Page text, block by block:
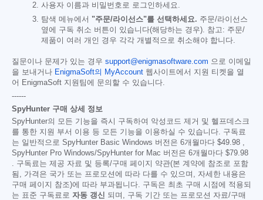
사용자 이름과 비밀번호로 로그인하세요.
탐색 메뉴에서 "주문/라이선스"를 선택하세요. 주문/라이선스
옆에 구독 취소 버튼이 있습니다(해당하는 경우). 참고: 주문/
제품이 여러 개인 경우 각각 개별적으로 취소해야 합니다.
질문이나 문제가 있는 경우 support@enigmasoftware.com 으로 이메일
을 보내거나 EnigmaSoft의 MyAccount 웹사이트에서 지원 티켓을 열
어 EnigmaSoft 지원팀에 문의할 수 있습니다.
------
SpyHunter 구매 상세 정보
SpyHunter의 모든 기능을 즉시 구독하여 악성코드 제거 및 헬프데스크
를 통한 지원 부서 이용 등 모든 기능을 이용하실 수 있습니다. 구독료
는 일반적으로 SpyHunter Basic Windows 버전은 6개월마다 $49.98 ,
SpyHunter Pro Windows/SpyHunter for Mac 버전은 6개월마다 $79.98
. 구독료는 제공 자료 및 등록/구매 페이지 약관(본 계약에 참조로 포함
됨, 가격은 국가 또는 프로모션에 따라 다를 수 있으며, 자세한 내용은
구매 페이지 참조)에 따라 부과됩니다. 구독은 최초 구매 시점에 적용되
는 표준 구독료로 자동 갱신 되며, 구독 기간 또는 프로모션 자료/구매